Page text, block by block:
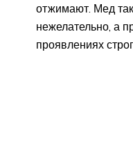
отжимают. Мед
нежелательно, а
проявлениях